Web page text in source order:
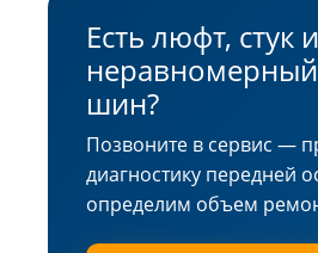
Есть люфт, стук
шин?
Позвоните в сервис —
диагностику передней
определим объем